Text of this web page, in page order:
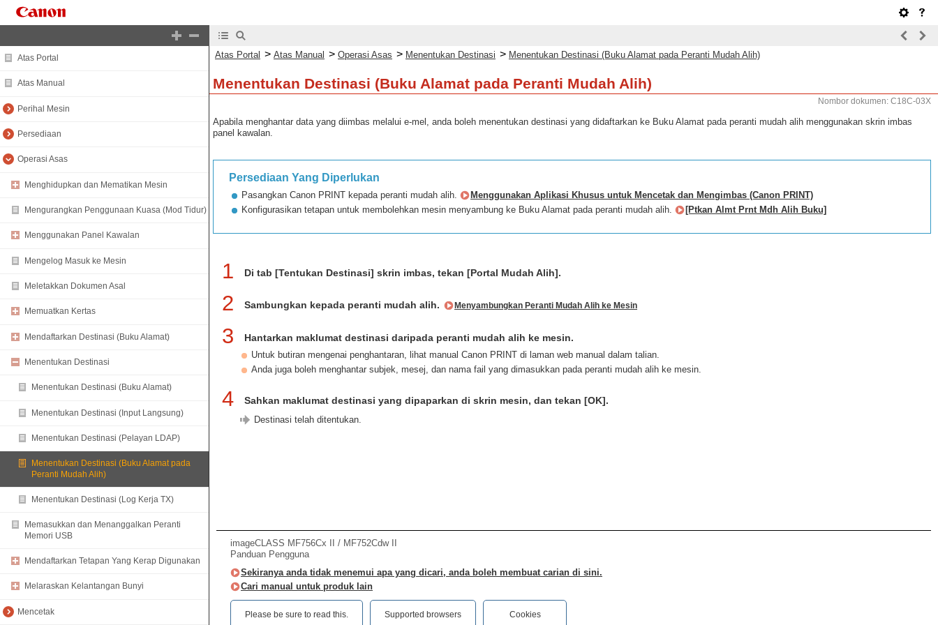
Atas Portal
Atas Manual
Perihal Mesin
Persediaan
Operasi Asas
Menghidupkan dan Mematikan Mesin
Mengurangkan Penggunaan Kuasa (Mod Tidur)
Menggunakan Panel Kawalan
Mengelog Masuk ke Mesin
Meletakkan Dokumen Asal
Memuatkan Kertas
Mendaftarkan Destinasi (Buku Alamat)
Menentukan Destinasi
Menentukan Destinasi (Buku Alamat)
Menentukan Destinasi (Input Langsung)
Menentukan Destinasi (Pelayan LDAP)
Menentukan Destinasi (Buku Alamat pada
Peranti Mudah Alih)
Menentukan Destinasi (Log Kerja TX)
Memasukkan dan Menanggalkan Peranti
Memori USB
Mendaftarkan Tetapan Yang Kerap Digunakan
Melaraskan Kelantangan Bunyi
Mencetak
Atas Portal > Atas Manual > Operasi Asas > Menentukan Destinasi > Menentukan Destinasi (Buku Alamat pada Peranti Mudah Alih)
Menentukan Destinasi (Buku Alamat pada Peranti Mudah Alih)
Nombor dokumen: C18C-03X
Apabila menghantar data yang diimbas melalui e-mel, anda boleh menentukan destinasi yang didaftarkan ke Buku Alamat pada peranti mudah alih menggunakan skrin imbas
panel kawalan.
Persediaan Yang Diperlukan
Pasangkan Canon PRINT kepada peranti mudah alih.
Menggunakan Aplikasi Khusus untuk Mencetak dan Mengimbas (Canon PRINT)
Konfigurasikan tetapan untuk membolehkan mesin menyambung ke Buku Alamat pada peranti mudah alih.
[Ptkan Almt Prnt Mdh Alih Buku]
1 Di tab [Tentukan Destinasi] skrin imbas, tekan [Portal Mudah Alih].
2 Sambungkan kepada peranti mudah alih. Menyambungkan Peranti Mudah Alih ke Mesin
3 Hantarkan maklumat destinasi daripada peranti mudah alih ke mesin.
Untuk butiran mengenai penghantaran, lihat manual Canon PRINT di laman web manual dalam talian.
Anda juga boleh menghantar subjek, mesej, dan nama fail yang dimasukkan pada peranti mudah alih ke mesin.
4 Sahkan maklumat destinasi yang dipaparkan di skrin mesin, dan tekan [OK].
Destinasi telah ditentukan.
imageCLASS MF756Cx II / MF752Cdw II
Panduan Pengguna
Sekiranya anda tidak menemui apa yang dicari, anda boleh membuat carian di sini.
Cari manual untuk produk lain
Please be sure to read this.‎ Supported browsers Cookies